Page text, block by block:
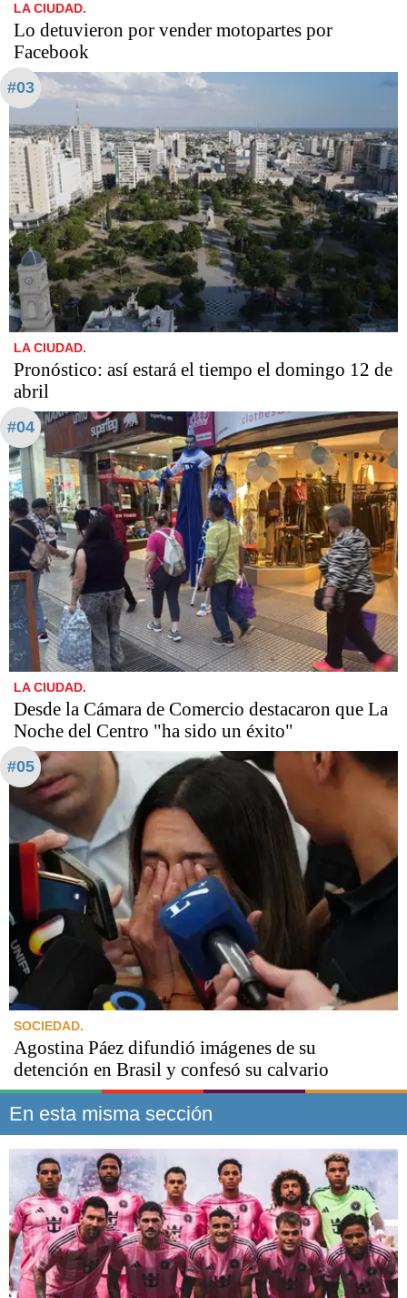
LA CIUDAD.
Lo detuvieron por vender motopartes por
Facebook
#03
LA CIUDAD.
Pronóstico: así estará el tiempo el domingo 12 de
abril
#04
LA CIUDAD.
Desde la Cámara de Comercio destacaron que La
Noche del Centro "ha sido un éxito"
#05
SOCIEDAD.
Agostina Páez difundió imágenes de su
detención en Brasil y confesó su calvario
En esta misma sección